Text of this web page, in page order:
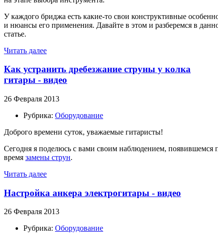
У каждого бриджа есть какие-то свои конструктивные
и нюансы его применения. Давайте в этом и разберемся в
статье.
Читать далее
Как устранить дребезжание струны у колка
гитары - видео
26 Февраля 2013
Рубрика: Оборудование
Доброго времени суток, уважаемые гитаристы!
Сегодня я поделюсь с вами своим наблюдением, появившемся
время замены струн.
Читать далее
Настройка анкера электрогитары - видео
26 Февраля 2013
Рубрика: Оборудование